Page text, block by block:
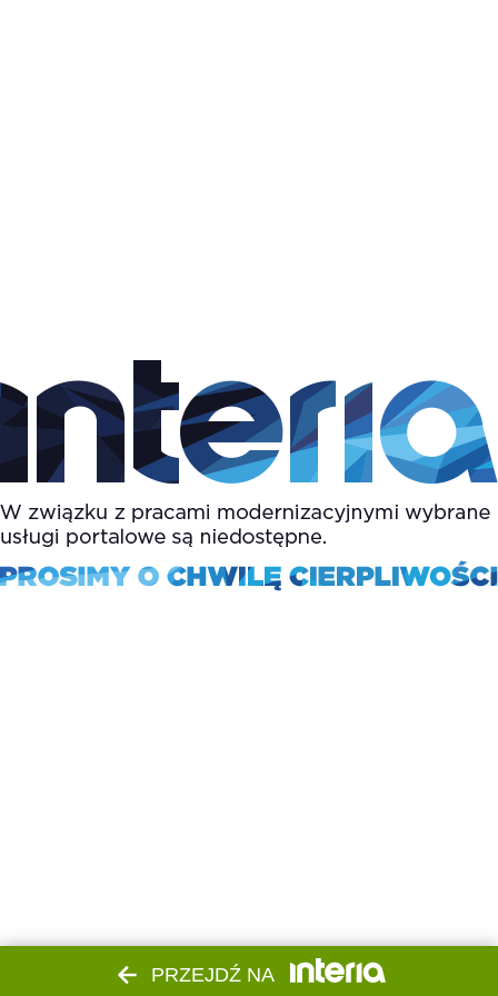
PRZEJDŹ NA